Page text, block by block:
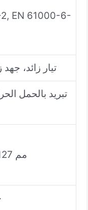
EN 61000-6-
تيار زائد،
تبريد بالحمل
124 × 124 × 127 مم